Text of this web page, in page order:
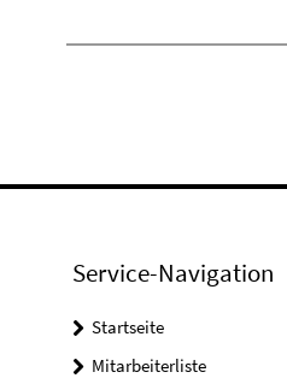
Service-Navigation
Startseite
Mitarbeiterliste